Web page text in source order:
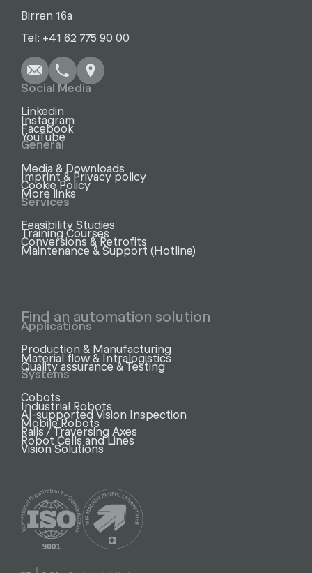
Birren 16a
Tel: +41 62 775 90 00
Social Media
Linkedin
Instagram
Facebook
YouTube
General
Media & Downloads
Imprint & Privacy policy
Cookie Policy
More links
Services
Feasibility Studies
Training Courses
Conversions & Retrofits
Maintenance & Support (Hotline)
Find an automation solution
Applications
Production & Manufacturing
Material flow & Intralogistics
Quality assurance & Testing
Systems
Cobots
Industrial Robots
AI-supported Vision Inspection
Mobile Robots
Rails / Traversing Axes
Robot Cells and Lines
Vision Solutions